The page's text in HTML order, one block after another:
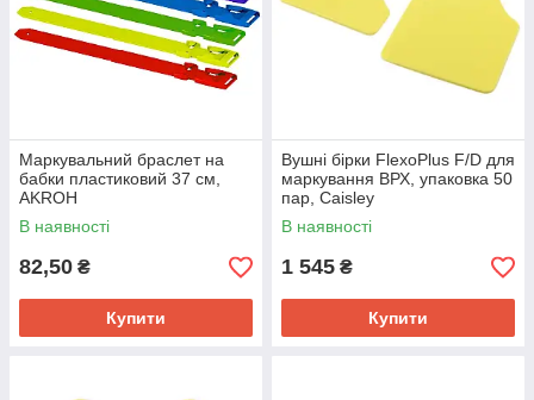
Маркувальний браслет на
бабки пластиковий 37 см,
AKROH
В наявності
82,50 ₴
Купити
Вушні бірки FlexoPlus F/D для
маркування ВРХ, упаковка 50
пар, Caisley
В наявності
1 545 ₴
Купити